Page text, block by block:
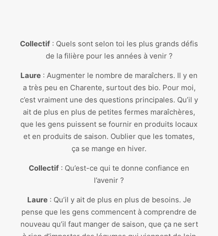
Collectif : Quels sont selon toi les plus grands défis
de la filière pour les années à venir ?
Laure : Augmenter le nombre de maraîchers. Il y en
a très peu en Charente, surtout des bio. Pour moi,
c’est vraiment une des questions principales. Qu’il y
ait de plus en plus de petites fermes maraîchères,
que les gens puissent se fournir en produits locaux
et en produits de saison. Oublier que les tomates,
ça se mange en hiver.
Collectif : Qu’est-ce qui te donne confiance en
l’avenir ?
Laure: Qu’il y ait de plus en plus de besoins. Je
pense que les gens commencent à comprendre de
nouveau qu’il faut manger de saison, que ça ne sert